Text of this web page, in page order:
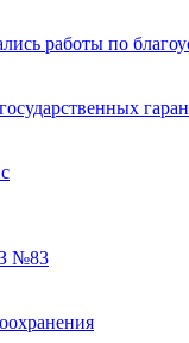
работы по
№83